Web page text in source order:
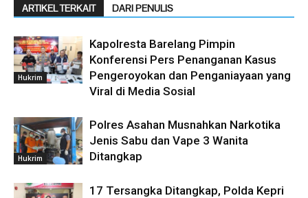
ARTIKEL TERKAIT DARI PENULIS
Hukrim
Kapolresta Barelang Pimpin
Konferensi Pers Penanganan Kasus
Pengeroyokan dan Penganiayaan yang
Viral di Media Sosial
Hukrim
Polres Asahan Musnahkan Narkotika
Jenis Sabu dan Vape 3 Wanita
Ditangkap
17 Tersangka Ditangkap, Polda Kepri